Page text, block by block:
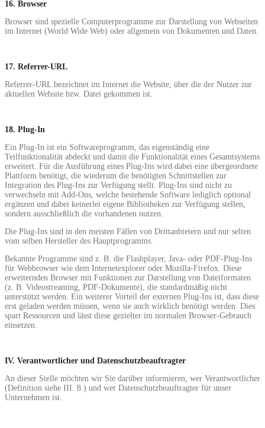
16. Browser
Browser sind spezielle Computerprogramme zur Darstellung von Webseiten
im Internet (World Wide Web) oder allgemein von Dokumenten und Daten.
17. Referrer-URL
Referrer-URL bezeichnet im Internet die Website, über die der Nutzer zur
aktuellen Website bzw. Datei gekommen ist.
18. Plug-In
Ein Plug-In ist ein Softwareprogramm, das eigenständig eine
Teilfunktionalität abdeckt und damit die Funktionalität eines Gesamtsystems
erweitert. Für die Ausführung eines Plug-Ins wird dabei eine übergeordnete
Plattform benötigt, die wiederum die benötigten Schnittstellen zur
Integration des Plug-Ins zur Verfügung stellt. Plug-Ins sind nicht zu
verwechseln mit Add-Ons, welche bestehende Software lediglich optional
ergänzen und dabei keinerlei eigene Bibliotheken zur Verfügung stellen,
sondern ausschließlich die vorhandenen nutzen.
Die Plug-Ins sind in den meisten Fällen von Drittanbietern und nur selten
vom selben Hersteller des Hauptprogramms.
Bekannte Programme sind z. B. die Flashplayer, Java- oder PDF-Plug-Ins
für Webbrowser wie dem Internetexplorer oder Mozilla-Firefox. Diese
erweiternden Browser mit Funktionen zur Darstellung von Dateiformaten
(z. B. Videostreaming, PDF-Dokumente), die standardmäßig nicht
unterstützt werden. Ein weiterer Vorteil der externen Plug-Ins ist, dass diese
erst geladen werden müssen, wenn sie auch wirklich benötigt werden. Dies
spart Ressourcen und lässt diese gezielter im normalen Browser-Gebrauch
einsetzen.
IV. Verantwortlicher und Datenschutzbeauftragter
An dieser Stelle möchten wir Sie darüber informieren, wer Verantwortlicher
(Definition siehe III. 8.) und wer Datenschutzbeauftragter für unser
Unternehmen ist.